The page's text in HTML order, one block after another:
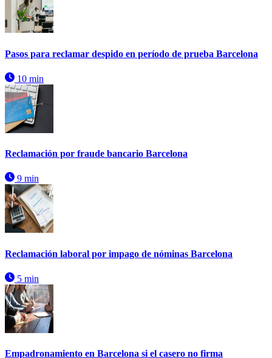
Pasos para reclamar despido en período de prueba Barcelona
10 min
Reclamación por fraude bancario Barcelona
9 min
Reclamación laboral por impago de nóminas Barcelona
5 min
Empadronamiento en Barcelona si el casero no firma